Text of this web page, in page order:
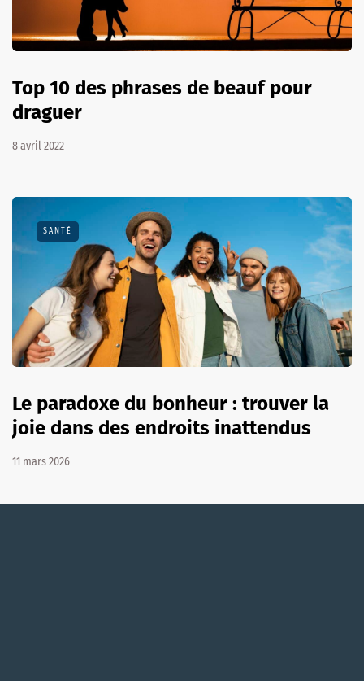
Top 10 des phrases de beauf pour
draguer
8 avril 2022
SANTÉ
Le paradoxe du bonheur : trouver la
joie dans des endroits inattendus
11 mars 2026